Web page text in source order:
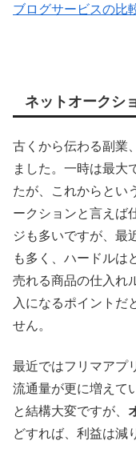
ブログサービスの比
ネットオークシ
古くから伝わる副業
ました。一時は最大
たが、これからとい
ークションと言えば
ジも多いですが、最
も多く、ハードルは
売れる商品の仕入れ
入になるポイントだ
せん。
最近ではフリマアプ
流通量が更に増えて
と結構大変ですが、
どすれば、利益は減